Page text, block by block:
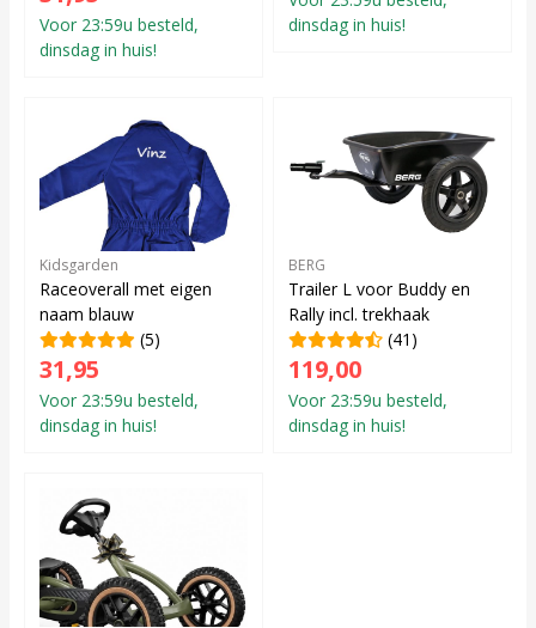
Voor 23:59u besteld,
dinsdag in huis!
dinsdag in huis!
Kidsgarden
Raceoverall met eigen
naam blauw
(5)
31,95
Voor 23:59u besteld,
dinsdag in huis!
BERG
Trailer L voor Buddy en
Rally incl. trekhaak
(41)
119,00
Voor 23:59u besteld,
dinsdag in huis!